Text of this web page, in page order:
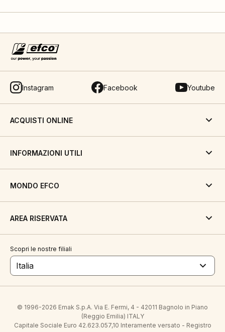
Instagram Facebook Youtube
ACQUISTI ONLINE
INFORMAZIONI UTILI
MONDO EFCO
AREA RISERVATA
Scopri le nostre filiali
Italia
© 1996-2026 Emak S.p.A. Via E. Fermi, 4 - 42011 Bagnolo in Piano
(Reggio Emilia) ITALY
Capitale Sociale Euro 42.623.057,10 Interamente versato - Registro